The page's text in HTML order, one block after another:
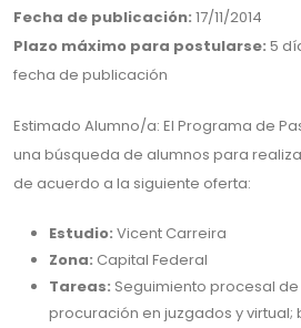
Fecha de publicación: 17/11/2014
Plazo máximo para postularse: 5
fecha de publicación
Estimado Alumno/a: El Programa de
una búsqueda de alumnos para
de acuerdo a la siguiente oferta:
Estudio: Vicent Carreira
Zona: Capital Federal
Tareas: Seguimiento procesal
procuración en juzgados y virtual;